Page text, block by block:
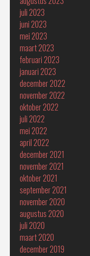
juli 2023
juni 2023
mei 2023
maart 2023
februari 2023
januari 2023
december 2022
november 2022
oktober 2022
juli 2022
mei 2022
april 2022
december 2021
november 2021
oktober 2021
september 2021
november 2020
augustus 2020
juli 2020
maart 2020
december 2019